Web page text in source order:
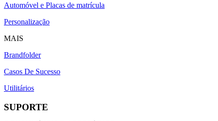
Automóvel e Placas de matrícula
Personalização
MAIS
Brandfolder
Casos De Sucesso
Utilitários
SUPORTE